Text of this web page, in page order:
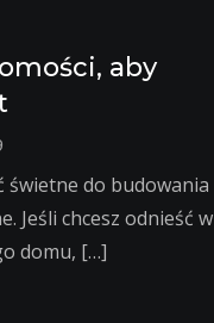
aby
świetne do budowania
Jeśli chcesz odnieść w
domu, […]